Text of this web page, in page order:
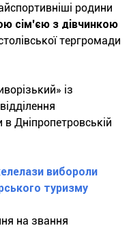
родини
сім'єю з дівчинкою
тергромади
із
в Дніпропетровській
вибороли
туризму
на звання